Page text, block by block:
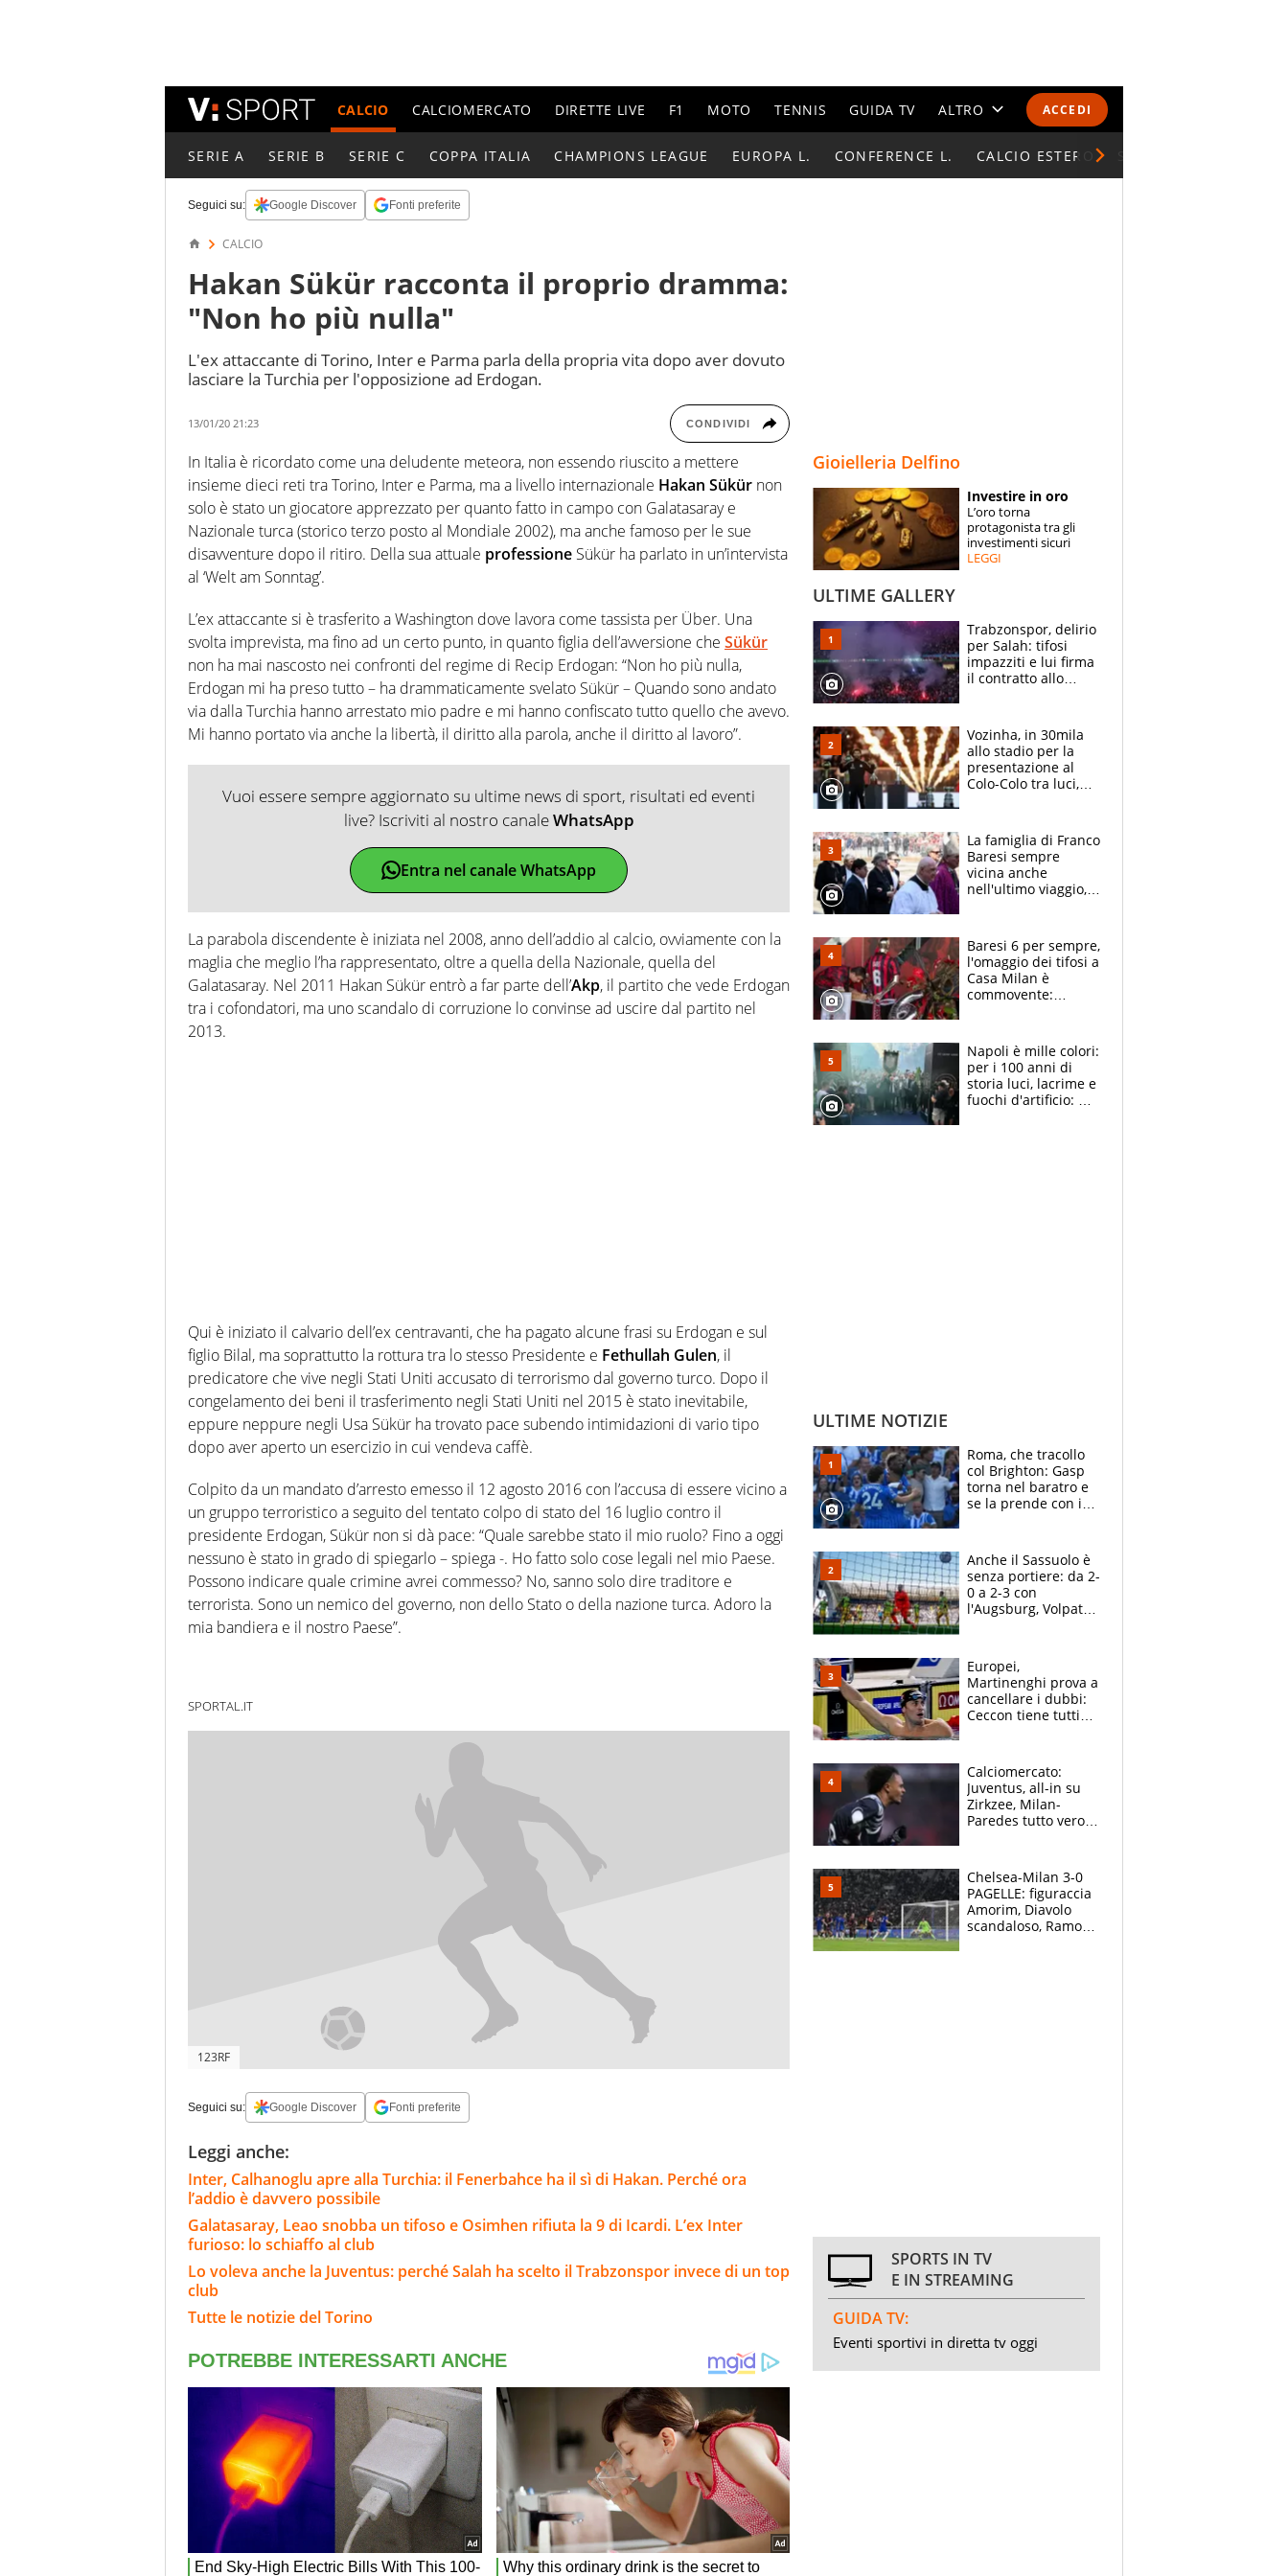
ACCEDI
CALCIO CALCIOMERCATO DIRETTE LIVE F1 MOTO TENNIS GUIDA TV ALTRO
CALENDARI E CLASSIFICHE
ESPERTI
CONTATTI
SERIE A SERIE B SERIE C COPPA ITALIA CHAMPIONS LEAGUE EUROPA L. CONFERENCE L. CALCIO ESTERO
Seguici su: Google Discover Fonti preferite
CALCIO
Hakan Sükür racconta il proprio dramma:
"Non ho più nulla"
L'ex attaccante di Torino, Inter e Parma parla della propria vita dopo aver dovuto
lasciare la Turchia per l'opposizione ad Erdogan.
13/01/20 21:23 CONDIVIDI
In Italia è ricordato come una deludente meteora, non essendo riuscito a mettere
insieme dieci reti tra Torino, Inter e Parma, ma a livello internazionale Hakan Sükür non
solo è stato un giocatore apprezzato per quanto fatto in campo con Galatasaray e
Nazionale turca (storico terzo posto al Mondiale 2002), ma anche famoso per le sue
disavventure dopo il ritiro. Della sua attuale professione Sükür ha parlato in un’intervista
al ‘Welt am Sonntag’.
L’ex attaccante si è trasferito a Washington dove lavora come tassista per Über. Una
svolta imprevista, ma fino ad un certo punto, in quanto figlia dell’avversione che Sükür
non ha mai nascosto nei confronti del regime di Recip Erdogan: “Non ho più nulla,
Erdogan mi ha preso tutto – ha drammaticamente svelato Sükür – Quando sono andato
via dalla Turchia hanno arrestato mio padre e mi hanno confiscato tutto quello che avevo.
Mi hanno portato via anche la libertà, il diritto alla parola, anche il diritto al lavoro”.
Vuoi essere sempre aggiornato su ultime news di sport, risultati ed eventi
live? Iscriviti al nostro canaleWhatsApp
Entra nel canale WhatsApp
La parabola discendente è iniziata nel 2008, anno dell’addio al calcio, ovviamente con la
maglia che meglio l’ha rappresentato, oltre a quella della Nazionale, quella del
Galatasaray. Nel 2011 Hakan Sükür entrò a far parte dell’Akp, il partito che vede Erdogan
tra i cofondatori, ma uno scandalo di corruzione lo convinse ad uscire dal partito nel
2013.
Qui è iniziato il calvario dell’ex centravanti, che ha pagato alcune frasi su Erdogan e sul
figlio Bilal, ma soprattutto la rottura tra lo stesso Presidente e Fethullah Gulen, il
predicatore che vive negli Stati Uniti accusato di terrorismo dal governo turco. Dopo il
congelamento dei beni il trasferimento negli Stati Uniti nel 2015 è stato inevitabile,
eppure neppure negli Usa Sükür ha trovato pace subendo intimidazioni di vario tipo
dopo aver aperto un esercizio in cui vendeva caffè.
Colpito da un mandato d’arresto emesso il 12 agosto 2016 con l’accusa di essere vicino a
un gruppo terroristico a seguito del tentato colpo di stato del 16 luglio contro il
presidente Erdogan, Sükür non si dà pace: “Quale sarebbe stato il mio ruolo? Fino a oggi
nessuno è stato in grado di spiegarlo – spiega -. Ho fatto solo cose legali nel mio Paese.
Possono indicare quale crimine avrei commesso? No, sanno solo dire traditore e
terrorista. Sono un nemico del governo, non dello Stato o della nazione turca. Adoro la
mia bandiera e il nostro Paese”.
SPORTAL.IT
123RF
Seguici su: Google Discover Fonti preferite
Leggi anche:
Inter, Calhanoglu apre alla Turchia: il Fenerbahce ha il sì di Hakan. Perché ora
l’addio è davvero possibile
Galatasaray, Leao snobba un tifoso e Osimhen rifiuta la 9 di Icardi. L’ex Inter
furioso: lo schiaffo al club
Lo voleva anche la Juventus: perché Salah ha scelto il Trabzonspor invece di un top
club
Tutte le notizie del Torino
Gioielleria Delfino
Investire in oro
L’oro torna
protagonista tra gli
investimenti sicuri
LEGGI
ULTIME GALLERY
Trabzonspor, delirio
per Salah: tifosi
impazziti e lui firma
il contratto allo
Vozinha, in 30mila
allo stadio per la
presentazione al
Colo-Colo tra luci,
La famiglia di Franco
Baresi sempre
vicina anche
nell'ultimo viaggio,
circondati
dall'affetto dei tifosi
Baresi 6 per sempre,
l'omaggio dei tifosi a
Casa Milan è
commovente:
bigliettini
Napoli è mille colori:
per i 100 anni di
storia luci, lacrime e
fuochi d'artificio: De
ULTIME NOTIZIE
Roma, che tracollo
col Brighton: Gasp
torna nel baratro e
se la prende con i
Anche il Sassuolo è
senza portiere: da 2-
0 a 2-3 con
l'Augsburg, Volpato
Europei,
Martinenghi prova a
cancellare i dubbi:
Ceccon tiene tutti
Curtis
Calciomercato:
Juventus, all-in su
Zirkzee, Milan-
Paredes tutto vero,
Chelsea-Milan 3-0
PAGELLE: figuraccia
Amorim, Diavolo
scandaloso, Ramos
SPORTS IN TV
E IN STREAMING
GUIDA TV:
Eventi sportivi in diretta tv oggi